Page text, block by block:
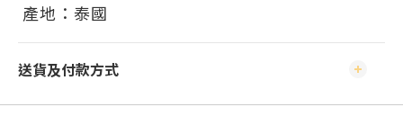
產地：泰國
送貨及付款方式